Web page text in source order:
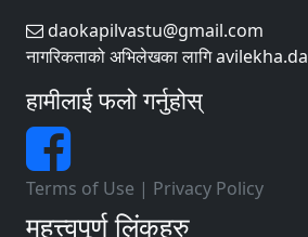
daokapilvastu@gmail.com
नागरिकताको अभिलेखका लागि
हामीलाई फलो गर्नुहोस्
Terms of Use | Privacy Policy
महत्त्वपूर्ण लिंकहरु